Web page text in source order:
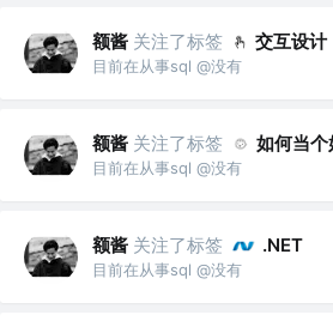
额酱 关注了标签 交互设计
目前在从事sql @没有
额酱 关注了标签 如何当个
目前在从事sql @没有
额酱 关注了标签 .NET
目前在从事sql @没有